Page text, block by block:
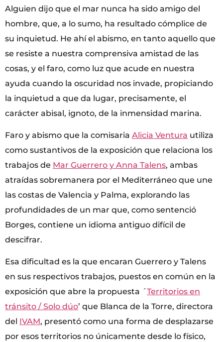
Alguien dijo que el mar nunca ha sido amigo del
hombre, que, a lo sumo, ha resultado cómplice de
su inquietud. He ahí el abismo, en tanto aquello que
se resiste a nuestra comprensiva amistad de las
cosas, y el faro, como luz que acude en nuestra
ayuda cuando la oscuridad nos invade, propiciando
la inquietud a que da lugar, precisamente, el
carácter abisal, ignoto, de la inmensidad marina.
Faro y abismo que la comisaria Alicia Ventura utiliza
como sustantivos de la exposición que relaciona los
trabajos de Mar Guerrero y Anna Talens, ambas
atraídas sobremanera por el Mediterráneo que une
las costas de Valencia y Palma, explorando las
profundidades de un mar que, como sentenció
Borges, contiene un idioma antiguo difícil de
descifrar.
Esa dificultad es la que encaran Guerrero y Talens
en sus respectivos trabajos, puestos en común en la
exposición que abre la propuesta ´Territorios en
tránsito / Solo dúo’ que Blanca de la Torre, directora
del IVAM, presentó como una forma de desplazarse
por esos territorios no únicamente desde lo físico,